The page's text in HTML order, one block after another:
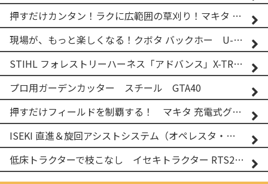
押すだけカンタン！ラクに広範囲の草刈り！マキタ バッテリー式草刈り機 MUG001G 2
現場が、もっと楽しくなる！クボタ バックホー U-25-3A
STIHL フォレストリーハーネス「アドバンス」X-TREEm
プロ用ガーデンカッター スチール GTA40
押すだけフィールドを制覇する！ マキタ 充電式グランドトリマー MUG001G
ISEKI 直進＆旋回アシストシステム（オペレスタ・ターン）搭載 イセキ 乗用田植機 PRJ8D-ZJL
低床トラクターで枝こなし イセキトラクター RTS205NS & フレールモア FNC1202F